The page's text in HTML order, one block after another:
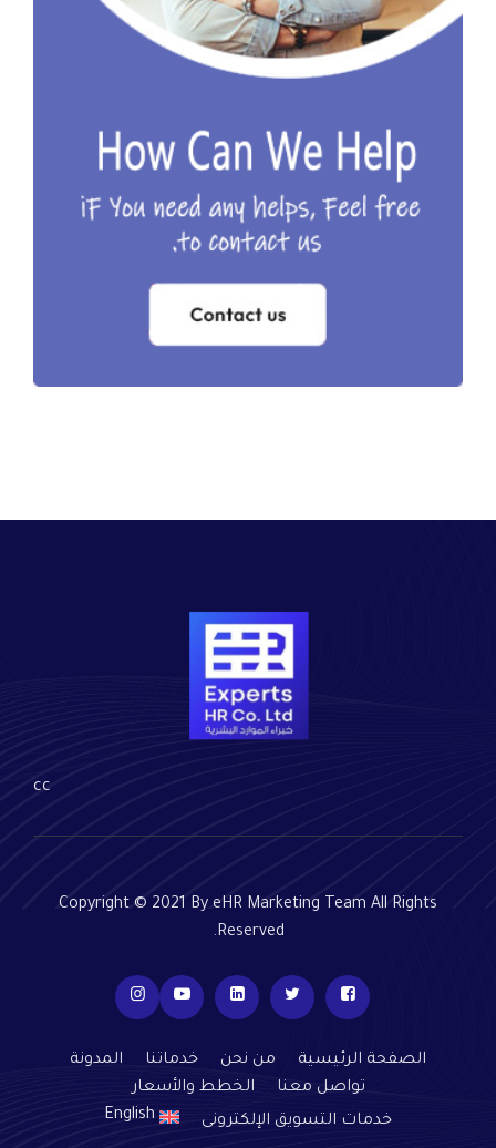
cc
Copyright © 2021 By eHR Marketing Team All Rights
Reserved.
الصفحة الرئيسية من نحن خدماتنا
المدونة
تواصل معنا
الخطط والأسعار
خدمات التسويق الإلكترونى
English